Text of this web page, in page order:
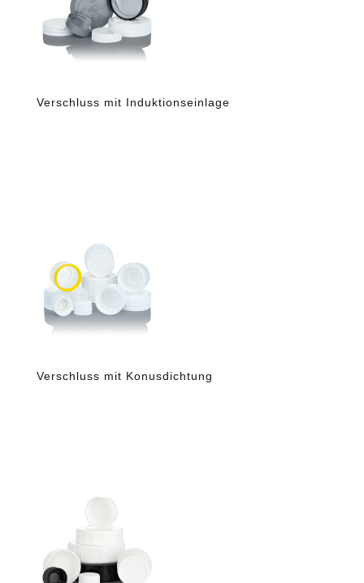
Verschluss mit Induktionseinlage
Verschluss mit Konusdichtung